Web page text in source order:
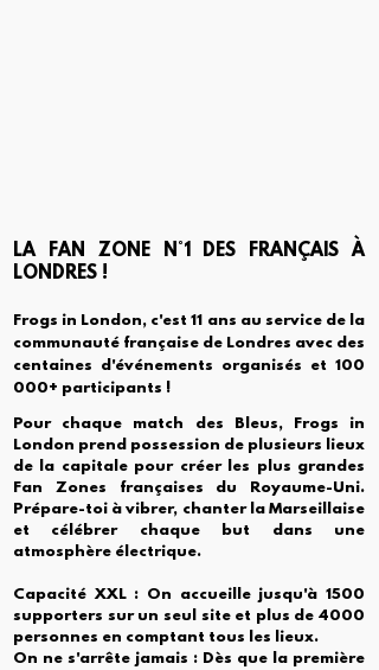
LA FAN ZONE N°1 DES FRANÇAIS À
LONDRES !​​
Frogs in London, c'est 11 ans au service de la
communauté française de Londres avec des
centaines d'événements organisés et 100
000+ participants !
Pour chaque match des Bleus, Frogs in
London prend possession de plusieurs lieux
de la capitale pour créer les plus grandes
Fan Zones françaises du Royaume-Uni.
Prépare-toi à vibrer, chanter la Marseillaise
et célébrer chaque but dans une
atmosphère électrique.
Capacité XXL : On accueille jusqu'à 1500
supporters sur un seul site et plus de 4000
personnes en comptant tous les lieux.
On ne s'arrête jamais : Dès que la première